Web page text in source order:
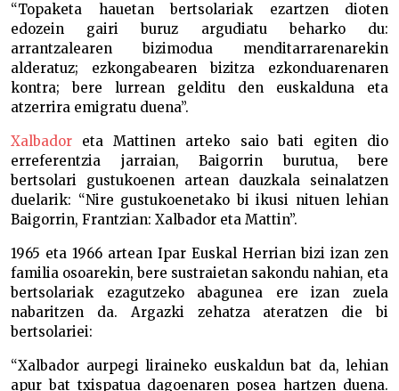
“Topaketa hauetan bertsolariak ezartzen dioten
edozein gairi buruz argudiatu beharko du:
arrantzalearen bizimodua menditarrarenarekin
alderatuz; ezkongabearen bizitza ezkonduarenaren
kontra; bere lurrean gelditu den euskalduna eta
atzerrira emigratu duena”.
Xalbador eta Mattinen arteko saio bati egiten dio
erreferentzia jarraian, Baigorrin burutua, bere
bertsolari gustukoenen artean dauzkala seinalatzen
duelarik: “Nire gustukoenetako bi ikusi nituen lehian
Baigorrin, Frantzian: Xalbador eta Mattin”.
1965 eta 1966 artean Ipar Euskal Herrian bizi izan zen
familia osoarekin, bere sustraietan sakondu nahian, eta
bertsolariak ezagutzeko abagunea ere izan zuela
nabaritzen da. Argazki zehatza ateratzen die bi
bertsolariei:
“Xalbador aurpegi liraineko euskaldun bat da, lehian
apur bat txispatua dagoenaren posea hartzen duena.